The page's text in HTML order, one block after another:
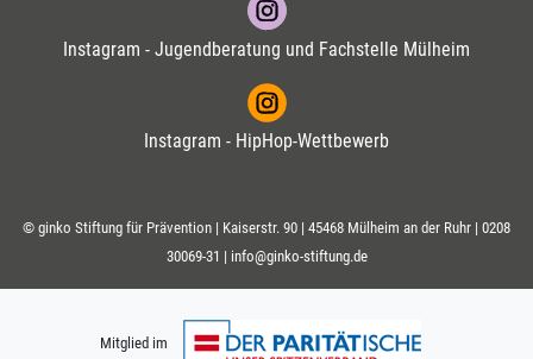
Instagram - Jugendberatung und Fachstelle Mülheim
Instagram - HipHop-Wettbewerb
© ginko Stiftung für Prävention | Kaiserstr. 90 | 45468 Mülheim an der Ruhr | 0208
30069-31 | info@ginko-stiftung.de
Mitglied im